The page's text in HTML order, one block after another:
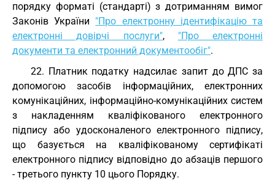
порядку форматі (стандарті) з дотриманням вимог
Законів України "Про електронну ідентифікацію та
електронні довірчі послуги", "Про електронні
документи та електронний документообіг".
22. Платник податку надсилає запит до ДПС за
допомогою засобів інформаційних, електронних
комунікаційних, інформаційно-комунікаційних систем
з накладенням кваліфікованого електронного
підпису або удосконаленого електронного підпису,
що базується на кваліфікованому сертифікаті
електронного підпису відповідно до абзаців першого
- третього пункту 10 цього Порядку.